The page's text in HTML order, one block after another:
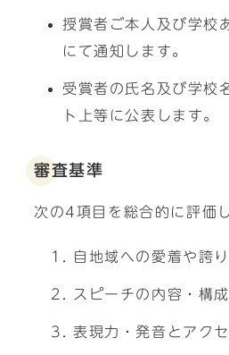
授賞者ご本人及び学校
にて通知します。
受賞者の氏名及び学校
ト上等に公表します。
審査基準
次の4項目を総合的に評価
自地域への愛着や誇
スピーチの内容・構
表現力・発音とアク